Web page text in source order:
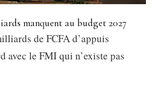
manquent au budget 2027
de FCFA d’appuis
avec le FMI qui n’existe pas